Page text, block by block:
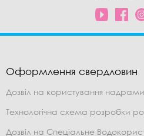
Оформлення свердловин
Дозвіл на користування надрами
Технологічна схема розробки
Дозвіл на Спеціальне